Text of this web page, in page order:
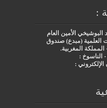
:
البوشيخي الأمين العام
العلمية (مبدع) صندوق
الهاتف : 00212535962884 - الناسوخ :
- العنوان الإلكتروني :